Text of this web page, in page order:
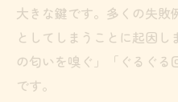
大きな鍵です。多くの失敗
としてしまうことに起因
の匂いを嗅ぐ」「ぐるぐる
です。